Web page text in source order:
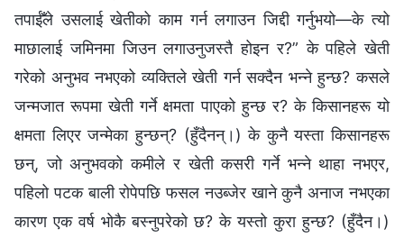
तपाईँले उसलाई खेतीको काम गर्न लगाउन जिद्दी गर्नुभयो—के त्यो
माछालाई जमिनमा जिउन लगाउनुजस्तै होइन र?” के पहिले खेती
गरेको अनुभव नभएको व्यक्तिले खेती गर्न सक्दैन भन्‍ने हुन्छ? कसले
जन्मजात रूपमा खेती गर्ने क्षमता पाएको हुन्छ र? के किसानहरू यो
क्षमता लिएर जन्मेका हुन्छन्? (हुँदैनन्।) के कुनै यस्ता किसानहरू
छन्, जो अनुभवको कमीले र खेती कसरी गर्ने भन्‍ने थाहा नभएर,
पहिलो पटक बाली रोपेपछि फसल नउब्जेर खाने कुनै अनाज नभएका
कारण एक वर्ष भोकै बस्‍नुपरेको छ? के यस्तो कुरा हुन्छ? (हुँदैन।)